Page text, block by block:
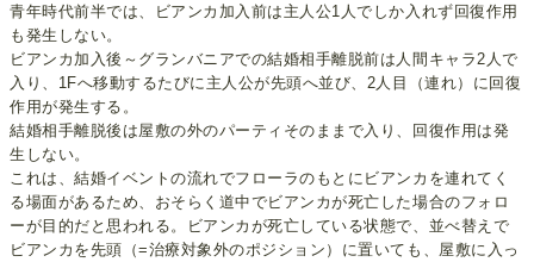
青年時代前半では、ビアンカ加入前は主人公1人でしか入れず回復作用
も発生しない。
ビアンカ加入後～グランバニアでの結婚相手離脱前は人間キャラ2人で
入り、1Fへ移動するたびに主人公が先頭へ並び、2人目（連れ）に回復
作用が発生する。
結婚相手離脱後は屋敷の外のパーティそのままで入り、回復作用は発
生しない。
これは、結婚イベントの流れでフローラのもとにビアンカを連れてく
る場面があるため、おそらく道中でビアンカが死亡した場合のフォロ
ーが目的だと思われる。ビアンカが死亡している状態で、並べ替えで
ビアンカを先頭（=治療対象外のポジション）に置いても、屋敷に入っ